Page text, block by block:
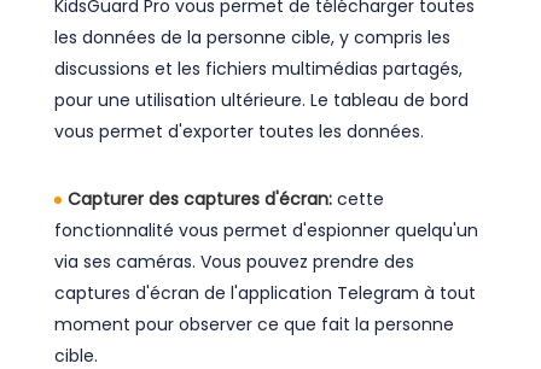
KidsGuard Pro vous permet de télécharger toutes
les données de la personne cible, y compris les
discussions et les fichiers multimédias partagés,
pour une utilisation ultérieure. Le tableau de bord
vous permet d'exporter toutes les données.
Capturer des captures d'écran: cette
fonctionnalité vous permet d'espionner quelqu'un
via ses caméras. Vous pouvez prendre des
captures d'écran de l'application Telegram à tout
moment pour observer ce que fait la personne
cible.